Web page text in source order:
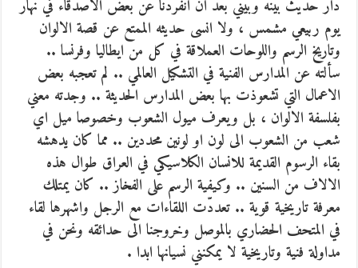
دار حديث بينه وبيني بعد ان انفردنا عن بعض الاصدقاء في نهار
يوم ربيعي مشمس ، ولا انسى حديثه الممتع عن قصة الالوان
وتاريخ الرسم واللوحات العملاقة في كل من ايطاليا وفرنسا ..
سألته عن المدارس الفنية في التشكيل العالمي .. لم تعجبه بعض
الاعمال التي تشعوذت بها بعض المدارس الحديثة .. وجدته معني
بفلسفة الالوان ، بل ويعرف ميول الشعوب وخصوصا ميل اي
شعب من الشعوب الى لون او لونين محددين .. مما كان يدهشه
بقاء الرسوم القديمة للانسان الكلاسيكي في العراق طوال هذه
الالاف من السنين .. وكيفية الرسم على الفخاز .. كان يمتلك
معرفة تاريخية قوية .. تعددّت اللقاءات مع الرجل واشهرها لقاء
في المتحف الحضاري بالموصل وخروجنا الى حدائقه ونحن في
مداولة فنية وتاريخية لا يمكنني نسيانها ابدا .